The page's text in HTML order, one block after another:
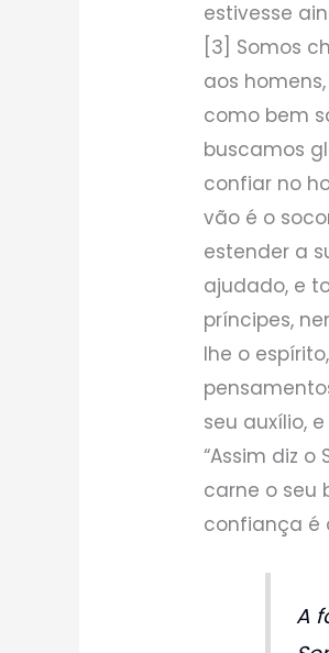
estivesse
[3] Somos
aos
como bem
buscamos
confiar no
vão é o
estender a
ajudado, e
príncipes,
lhe o
seu auxílio,
“Assim diz
carne o seu
confiança é
A